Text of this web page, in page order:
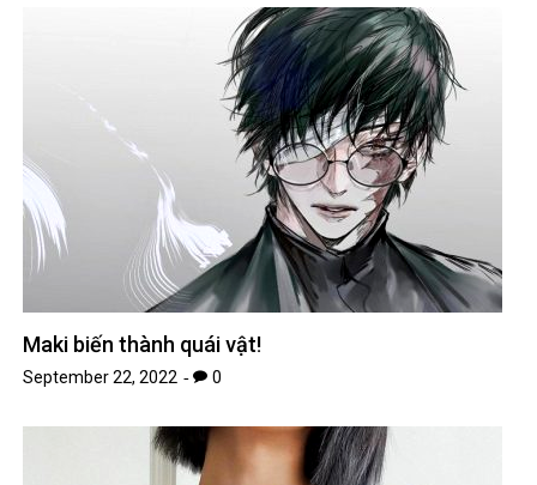
Maki biến thành quái vật!
September 22, 2022 0